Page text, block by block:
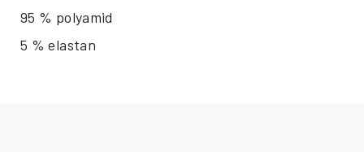
95 % polyamid
5 % elastan